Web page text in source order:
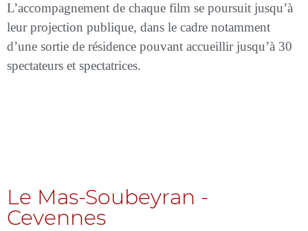
L’accompagnement de chaque film se poursuit jusqu’à
leur projection publique, dans le cadre notamment
d’une sortie de résidence pouvant accueillir jusqu’à 30
spectateurs et spectatrices.
Le Mas-Soubeyran -
Cevennes